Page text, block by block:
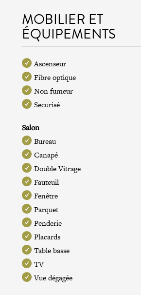
MOBILIER ET
ÉQUIPEMENTS
Ascenseur
Fibre optique
Non fumeur
Securisé
Salon
Bureau
Canapé
Double Vitrage
Fauteuil
Fenêtre
Parquet
Penderie
Placards
Table basse
TV
Vue dégagée